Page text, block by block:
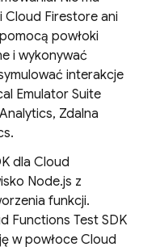
Cloud Firestore ani
powłoki
i wykonywać
interakcje
Emulator Suite
Zdalna
dla Cloud
Node.js z
funkcji.
Functions Test SDK
w powłoce Cloud